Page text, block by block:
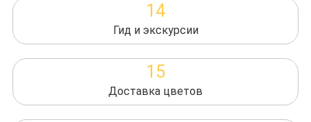
14
Гид и экскурсии
15
Доставка цветов